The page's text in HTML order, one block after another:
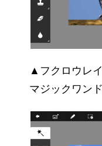
▲フクロウレ
マジックワン